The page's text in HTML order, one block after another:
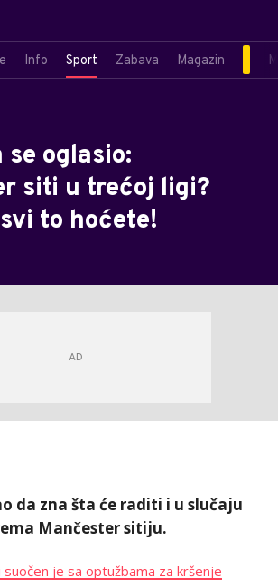
Info Sport Zabava Magazin
se oglasio:
siti u trećoj ligi?
to hoćete!
da zna šta će raditi i u slučaju
Mančester sitiju.
je sa optužbama za kršenje